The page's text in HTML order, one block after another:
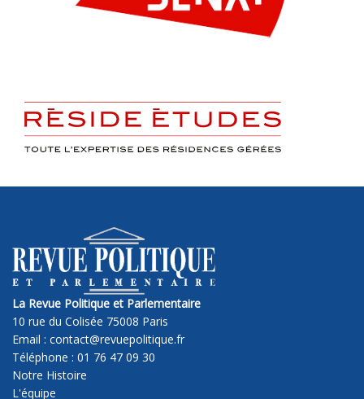
La Revue Politique et Parlementaire
10 rue du Colisée 75008 Paris
Email : contact@revuepolitique.fr
Téléphone : 01 76 47 09 30
Notre Histoire
L'équipe